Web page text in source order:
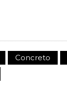
Concreto